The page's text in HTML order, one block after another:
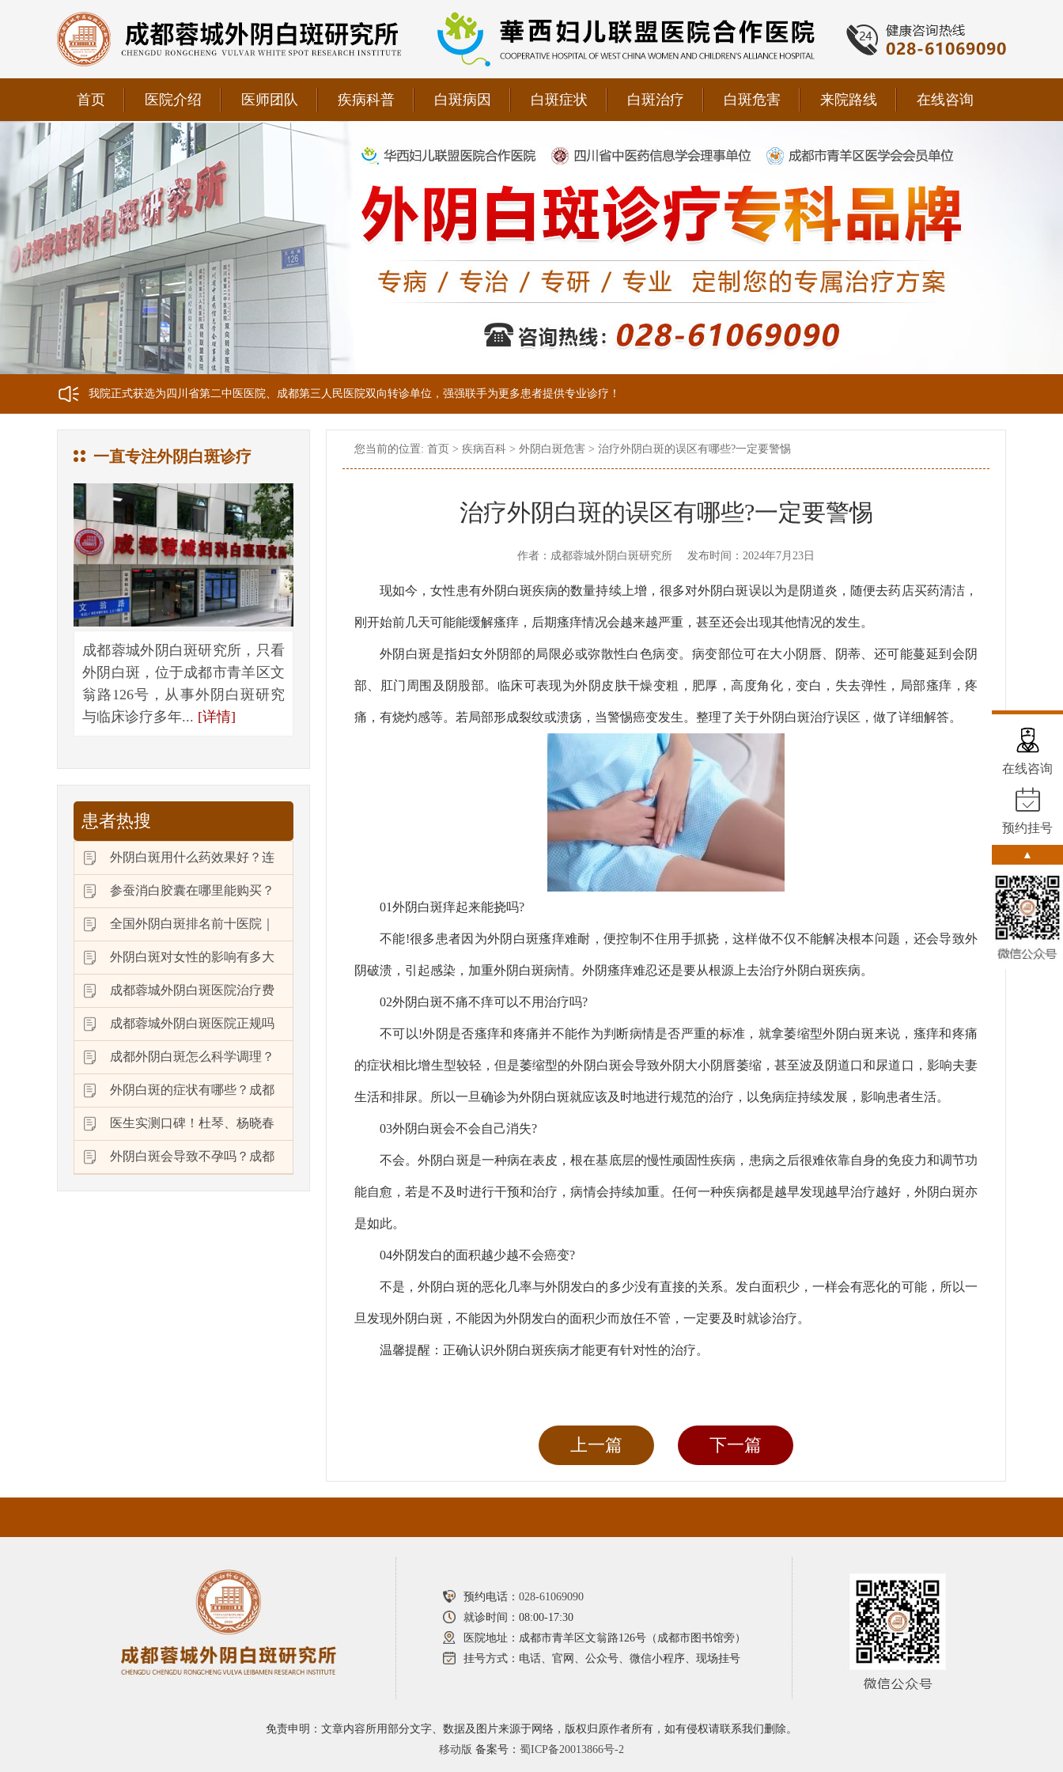
首页 医院介绍 医师团队 疾病科普 白斑病因 白斑症状 白斑治疗 白斑危害 来院路线 在线咨询
我院正式获选为四川省第二中医医院、成都第三人民医院双向转诊单位，强强联手为更多患者提供专业诊疗！
我院位于成都市青羊区文翁路126号，联系电话：028-61069090；警惕虚假广告，坚持正规医院就诊
我院现已成为四川省中医药信息学会理事单位、华西妇儿联盟合作医院！
我院正式获选为四川省第二中医医院、成都第三人民医院双向转诊单位，强强联手为更多患者提供专业诊疗！
我院位于成都市青羊区文翁路126号，联系电话：028-61069090；警惕虚假广告，坚持正规医院就诊
一直专注外阴白斑诊疗
成都蓉城外阴白斑研究所，只看
外阴白斑，位于成都市青羊区文
翁路126号，从事外阴白斑研究
与临床诊疗多年... [详情]
患者热搜
外阴白斑用什么药效果好？连
参蚕消白胶囊在哪里能购买？
全国外阴白斑排名前十医院｜
外阴白斑对女性的影响有多大
成都蓉城外阴白斑医院治疗费
成都蓉城外阴白斑医院正规吗
成都外阴白斑怎么科学调理？
外阴白斑的症状有哪些？成都
医生实测口碑！杜琴、杨晓春
外阴白斑会导致不孕吗？成都
您当前的位置: 首页 > 疾病百科 > 外阴白斑危害 > 治疗外阴白斑的误区有哪些?一定要警惕
治疗外阴白斑的误区有哪些?一定要警惕
作者：成都蓉城外阴白斑研究所 发布时间：2024年7月23日
现如今，女性患有外阴白斑疾病的数量持续上增，很多对外阴白斑误以为是阴道炎，随便去药店买药清洁，
刚开始前几天可能能缓解瘙痒，后期瘙痒情况会越来越严重，甚至还会出现其他情况的发生。
外阴白斑是指妇女外阴部的局限必或弥散性白色病变。病变部位可在大小阴唇、阴蒂、还可能蔓延到会阴
部、肛门周围及阴股部。临床可表现为外阴皮肤干燥变粗，肥厚，高度角化，变白，失去弹性，局部瘙痒，疼
痛，有烧灼感等。若局部形成裂纹或溃疡，当警惕癌变发生。整理了关于外阴白斑治疗误区，做了详细解答。
01外阴白斑痒起来能挠吗?
不能!很多患者因为外阴白斑瘙痒难耐，便控制不住用手抓挠，这样做不仅不能解决根本问题，还会导致外
阴破溃，引起感染，加重外阴白斑病情。外阴瘙痒难忍还是要从根源上去治疗外阴白斑疾病。
02外阴白斑不痛不痒可以不用治疗吗?
不可以!外阴是否瘙痒和疼痛并不能作为判断病情是否严重的标准，就拿萎缩型外阴白斑来说，瘙痒和疼痛
的症状相比增生型较轻，但是萎缩型的外阴白斑会导致外阴大小阴唇萎缩，甚至波及阴道口和尿道口，影响夫妻
生活和排尿。所以一旦确诊为外阴白斑就应该及时地进行规范的治疗，以免病症持续发展，影响患者生活。
03外阴白斑会不会自己消失?
不会。外阴白斑是一种病在表皮，根在基底层的慢性顽固性疾病，患病之后很难依靠自身的免疫力和调节功
能自愈，若是不及时进行干预和治疗，病情会持续加重。任何一种疾病都是越早发现越早治疗越好，外阴白斑亦
是如此。
04外阴发白的面积越少越不会癌变?
不是，外阴白斑的恶化几率与外阴发白的多少没有直接的关系。发白面积少，一样会有恶化的可能，所以一
旦发现外阴白斑，不能因为外阴发白的面积少而放任不管，一定要及时就诊治疗。
温馨提醒：正确认识外阴白斑疾病才能更有针对性的治疗。
上一篇 下一篇
预约电话： 028-61069090
就诊时间：08:00-17:30
医院地址：成都市青羊区文翁路126号（成都市图书馆旁）
挂号方式：电话、官网、公众号、微信小程序、现场挂号
免责申明：文章内容所用部分文字、数据及图片来源于网络，版权归原作者所有，如有侵权请联系我们删除。
移动版 备案号： 蜀ICP备20013866号-2
在线咨询
预约挂号
▲